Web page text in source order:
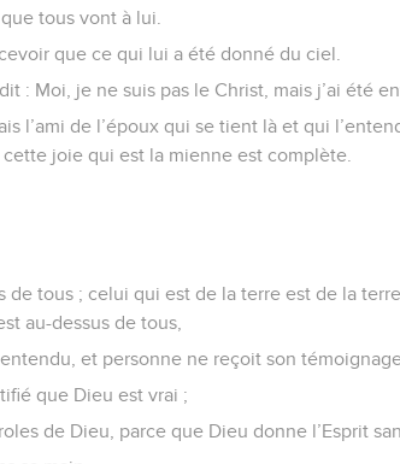
tous vont à lui.
que ce qui lui a été donné du ciel.
: Moi, je ne suis pas le Christ, mais j’ai été
l’ami de l’époux qui se tient là et qui
joie qui est la mienne est complète.
de tous ; celui qui est de la terre est de la
au-dessus de tous,
et personne ne reçoit son
que Dieu est vrai ;
de Dieu, parce que Dieu donne l’Esprit